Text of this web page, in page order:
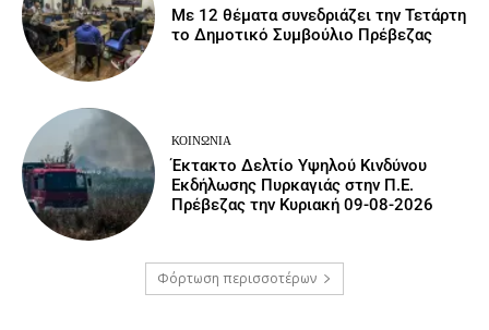
Με 12 θέματα συνεδριάζει την Τετάρτη
το Δημοτικό Συμβούλιο Πρέβεζας
ΚΟΙΝΩΝΙΑ
Έκτακτο Δελτίο Υψηλού Κινδύνου
Εκδήλωσης Πυρκαγιάς στην Π.Ε.
Πρέβεζας την Κυριακή 09-08-2026
Φόρτωση περισσοτέρων